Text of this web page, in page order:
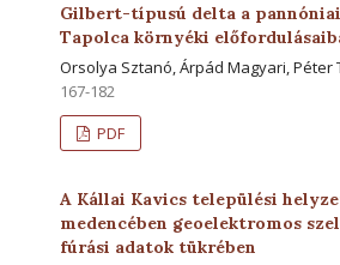
Gilbert-típusú delta a
Tapolca környéki
Orsolya Sztanó, Árpád Magyari, Péter
167-182
PDF
A Kállai Kavics települési
medencében geoelektromos
fúrási adatok tükrében